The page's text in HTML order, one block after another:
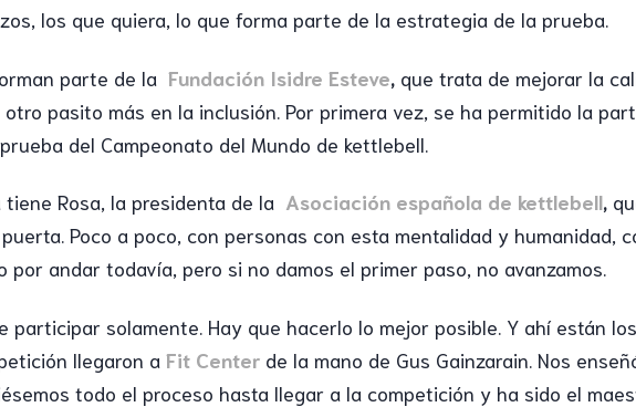
los que quiera, lo que forma parte de la estrategia de la prueba.
parte de la Fundación Isidre Esteve, que trata de mejorar la
pasito más en la inclusión. Por primera vez, se ha permitido la
del Campeonato del Mundo de kettlebell.
Rosa, la presidenta de la Asociación española de kettlebell,
Poco a poco, con personas con esta mentalidad y humanidad,
por andar todavía, pero si no damos el primer paso, no avanzamos.
participar solamente. Hay que hacerlo lo mejor posible. Y ahí están
llegaron a Fit Center de la mano de Gus Gainzarain. Nos
todo el proceso hasta llegar a la competición y ha sido el